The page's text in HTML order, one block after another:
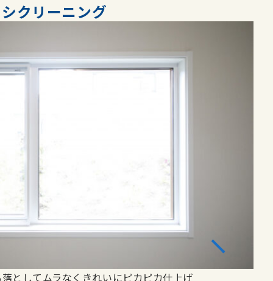
クリーニング
としてムラなくきれいにピカピカ仕上げ